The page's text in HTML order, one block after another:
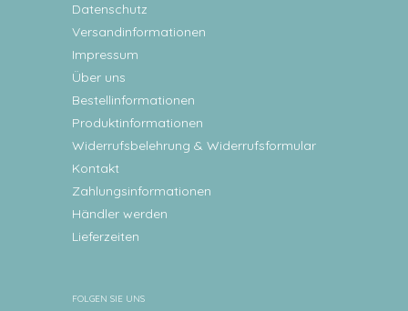
Datenschutz
Versandinformationen
Impressum
Über uns
Bestellinformationen
Produktinformationen
Widerrufsbelehrung & Widerrufsformular
Kontakt
Zahlungsinformationen
Händler werden
Lieferzeiten
FOLGEN SIE UNS